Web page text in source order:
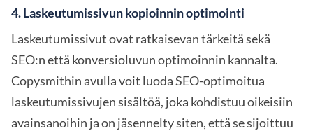
4.Laskeutumissivun kopioinnin optimointi
Laskeutumissivut ovat ratkaisevan tärkeitä sekä
SEO:n että konversioluvun optimoinnin kannalta.
Copysmithin avulla voit luoda SEO-optimoitua
laskeutumissivujen sisältöä, joka kohdistuu oikeisiin
avainsanoihin ja on jäsennelty siten, että se sijoittuu